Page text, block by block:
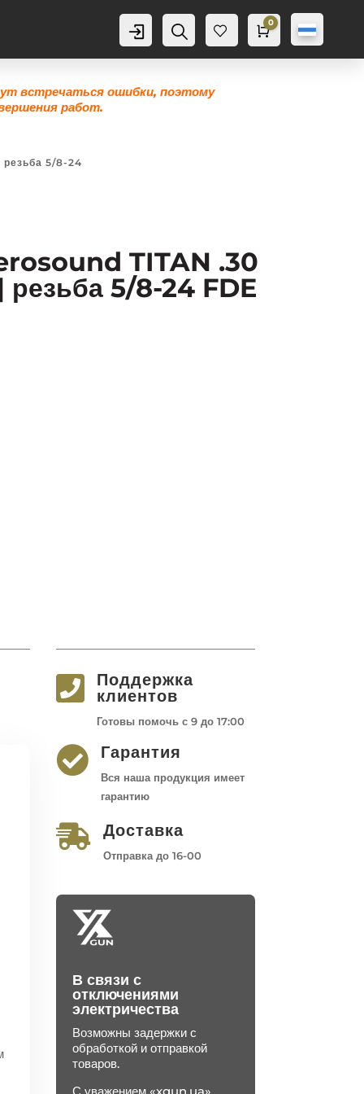
Аккаунт
Поиск
Же
0
Корзина
0
0,0грн
встречаться ошибки, поэтому
работ.
5/8-24
TITAN .30
5/8-24 FDE

Поддержка
клиентов
Готовы помочь с 9 до 17:00
 Гарантия
Вся наша продукция имеет
гарантию
 Доставка
Отправка до 16-00
В связи с
отключениями
электричества
Возможны задержки с
обработкой и отправкой
товаров.
С уважением «xgun.ua»